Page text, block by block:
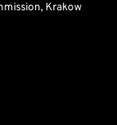
Krakow